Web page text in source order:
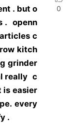
. but o
. openn
c
kitch
grinder
really c
is easier
every
.
0